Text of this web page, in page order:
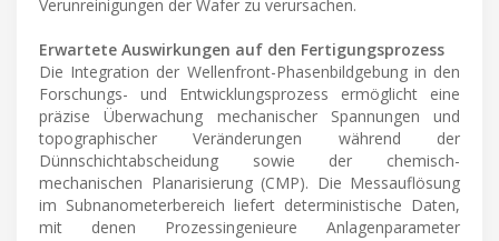
Verunreinigungen der Wafer zu verursachen.
Erwartete Auswirkungen auf den Fertigungsprozess
Die Integration der Wellenfront-Phasenbildgebung in den
Forschungs- und Entwicklungsprozess ermöglicht eine
präzise Überwachung mechanischer Spannungen und
topographischer Veränderungen während der
Dünnschichtabscheidung sowie der chemisch-
mechanischen Planarisierung (CMP). Die Messauflösung
im Subnanometerbereich liefert deterministische Daten,
mit denen Prozessingenieure Anlagenparameter